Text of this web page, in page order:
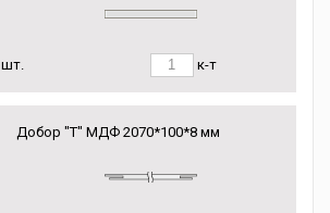
шт. к-т
Добор "Т" МДФ 2070*100*8 мм